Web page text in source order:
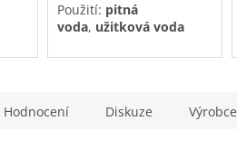
hvězdiček.
Použití: pitná
voda, užitková voda
Hodnocení Diskuze Výrobce